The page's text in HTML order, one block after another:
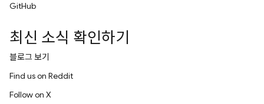
GitHub
최신 소식 확인하기
블로그 보기
Find us on Reddit
Follow on X